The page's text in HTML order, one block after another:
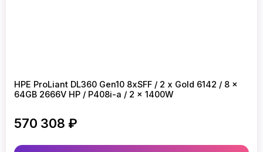
HPE ProLiant DL360 Gen10 8xSFF / 2 x Gold 6142 / 8 x
64GB 2666V HP / P408i-a / 2 x 1400W
570 308 ₽